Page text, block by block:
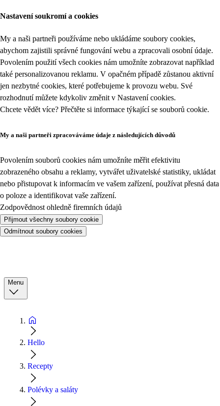
Nastavení soukromí a cookies
My a naši partneři používáme nebo ukládáme soubory cookies,
abychom zajistili správné fungování webu a zpracovali osobní údaje.
Povolením použití všech cookies nám umožníte zobrazovat například
také personalizovanou reklamu. V opačném případě zůstanou aktivní
jen nezbytné cookies, které potřebujeme k provozu webu. Své
rozhodnutí můžete kdykoliv změnit v Nastavení cookies.
Chcete vědět více? Přečtěte si informace týkající se souborů cookie.
My a naši partneři zpracováváme údaje z následujících důvodů
Povolením souborů cookies nám umožníte měřit efektivitu
zobrazeného obsahu a reklamy, vytvářet uživatelské statistiky, ukládat
nebo přistupovat k informacím ve vašem zařízení, používat přesná data
o poloze a identifikovat vaše zařízení.
Zodpovědnost ohledně firemních údajů
Přijmout všechny soubory cookie
Odmítnout soubory cookies
Menu
Hello
Recepty
Polévky a saláty